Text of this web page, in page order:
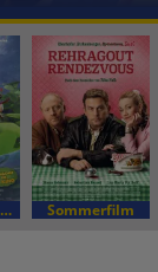
Kinder- und Jugendfilm Sommerfilm